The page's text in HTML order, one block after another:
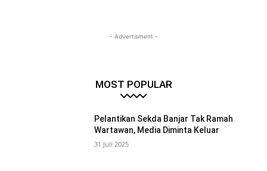
- Advertisment -
MOST POPULAR
Pelantikan Sekda Banjar Tak Ramah
Wartawan, Media Diminta Keluar
31 Juli 2025